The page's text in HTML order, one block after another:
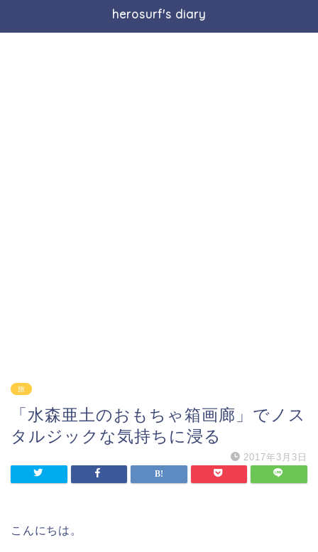
herosurf's diary
旅
「水森亜土のおもちゃ箱画廊」でノス
タルジックな気持ちに浸る
2017年3月3日
こんにちは。